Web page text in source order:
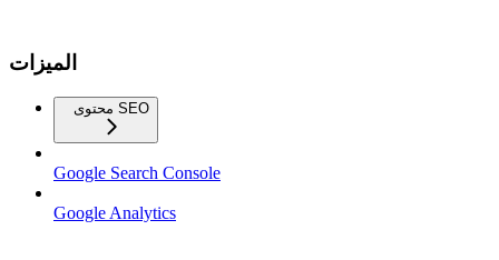
الميزات
محتوى SEO
Google Search Console
Google Analytics